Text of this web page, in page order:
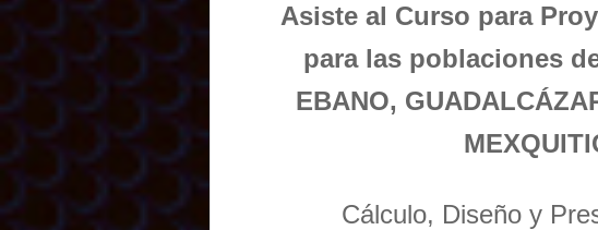
Asiste al Curso para
para las poblaciones
EBANO,
Cálculo, Diseño y